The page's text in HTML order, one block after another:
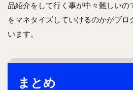
品紹介をして行く事が中々難しいの
をマネタイズしていけるのかがブロ
います。
まとめ